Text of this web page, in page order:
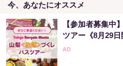
今、あなたにオススメ
【参加者募集中
ツアー《8月29日